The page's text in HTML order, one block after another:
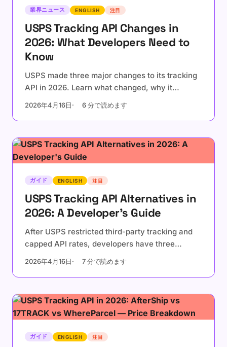
業界ニュース ENGLISH 注目
USPS Tracking API Changes in
2026: What Developers Need to
Know
USPS made three major changes to its tracking
API in 2026. Learn what changed, why it
matters, and what your application should do
about it.
2026年4月16日 6 分で読めます
ガイド ENGLISH 注目
USPS Tracking API Alternatives in
2026: A Developer's Guide
After USPS restricted third-party tracking and
capped API rates, developers have three
options. Compare the costs, complexity, and
tradeoffs of each approach.
2026年4月16日 7 分で読めます
ガイド ENGLISH 注目